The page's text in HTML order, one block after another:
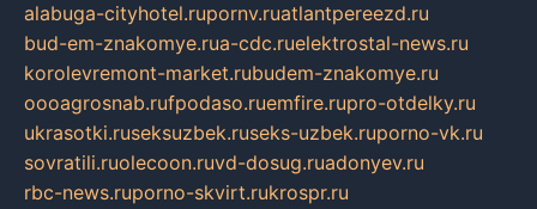
alabuga-cityhotel.rupornv.ruatlantpereezd.ru
bud-em-znakomye.rua-cdc.ruelektrostal-news.ru
korolevremont-market.rubudem-znakomye.ru
oooagrosnab.rufpodaso.ruemfire.rupro-otdelky.ru
ukrasotki.ruseksuzbek.ruseks-uzbek.ruporno-vk.ru
sovratili.ruolecoon.ruvd-dosug.ruadonyev.ru
rbc-news.ruporno-skvirt.rukrospr.ru